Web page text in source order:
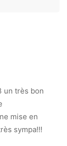
un très bon
mise en
sympa!!!